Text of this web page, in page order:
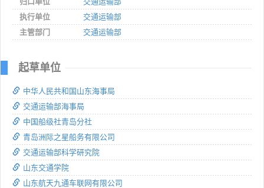
执行单位
交通运输部
主管部门
交通运输部
起草单位
中华人民共和国山东海事局
交通运输部海事局
中国船级社青岛分社
青岛洲际之星船务有限公司
交通运输部科学研究院
山东交通学院
山东航天九通车联网有限公司